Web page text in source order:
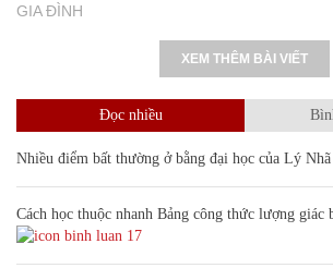
GIA ĐÌNH
XEM THÊM BÀI VIẾT
Đọc nhiều
Nhiều điểm bất thường ở bằng đại học của Lý
Cách học thuộc nhanh Bảng công thức lượng giác
17